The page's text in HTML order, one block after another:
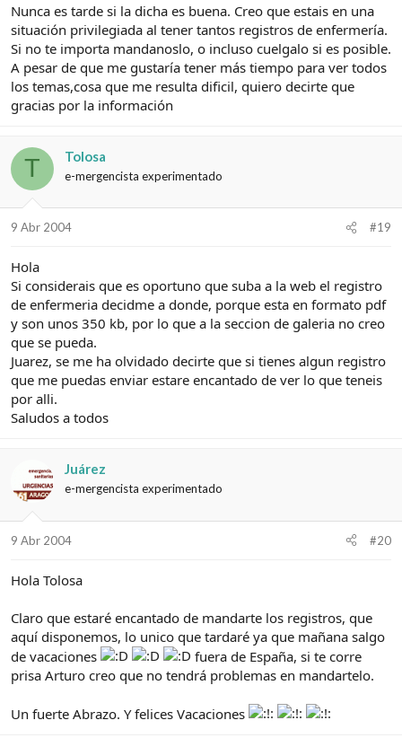
Nunca es tarde si la dicha es buena. Creo que estais en una
situación privilegiada al tener tantos registros de enfermería.
Si no te importa mandanoslo, o incluso cuelgalo si es posible.
A pesar de que me gustaría tener más tiempo para ver todos
los temas,cosa que me resulta dificil, quiero decirte que
gracias por la información
T Tolosa
e-mergencista experimentado
9 Abr 2004 #19
Hola
Si considerais que es oportuno que suba a la web el registro
de enfermeria decidme a donde, porque esta en formato pdf
y son unos 350 kb, por lo que a la seccion de galeria no creo
que se pueda.
Juarez, se me ha olvidado decirte que si tienes algun registro
que me puedas enviar estare encantado de ver lo que teneis
por alli.
Saludos a todos
Juárez
e-mergencista experimentado
9 Abr 2004 #20
Hola Tolosa
Claro que estaré encantado de mandarte los registros, que
aquí disponemos, lo unico que tardaré ya que mañana salgo
de vacaciones
fuera de España, si te corre
prisa Arturo creo que no tendrá problemas en mandartelo.
Un fuerte Abrazo. Y felices Vacaciones